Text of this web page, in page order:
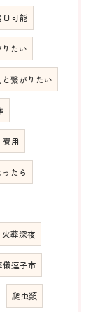
日可能
たい
繋がりたい
費用
たら
火葬深夜
儀逗子市
爬虫類